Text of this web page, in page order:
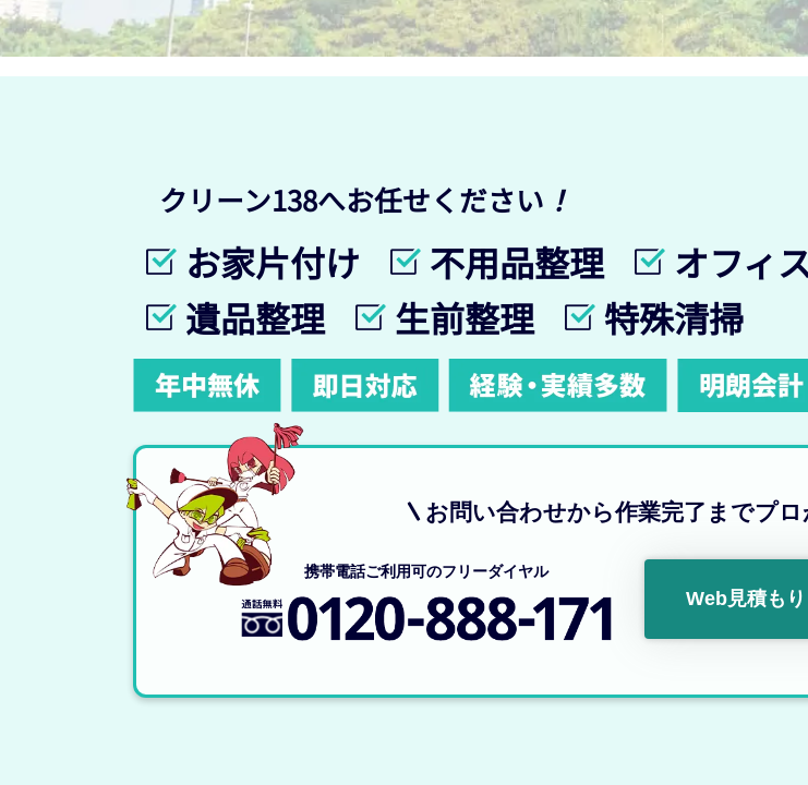
クリーン138へお任せください ！
お家片付け 不用品整理
オフィ
遺品整理
生前整理 特殊清掃
お問い合わせから作業完了までプロ
携帯電話ご利用可のフリーダイヤル
Web見積も